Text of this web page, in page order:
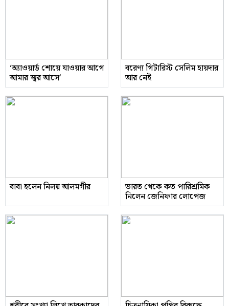
‘অ্যাওয়ার্ড শোয়ে যাওয়ার আগে
আমার জ্বর আসে’
বরেণ্য গিটারিস্ট সেলিম হায়দার
আর নেই
বাবা হলেন নিলয় আলমগীর ভারত থেকে কত পারিশ্রমিক
নিলেন জেনিফার লোপেজ